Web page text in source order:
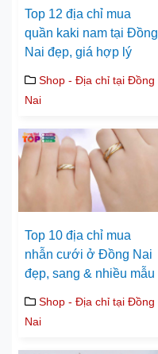
Top 12 địa chỉ mua
quần kaki nam tại Đồng
Nai đẹp, giá hợp lý
Shop - Địa chỉ tại Đồng
Nai
Top 10 địa chỉ mua
nhẫn cưới ở Đồng Nai
đẹp, sang & nhiều mẫu
Shop - Địa chỉ tại Đồng
Nai